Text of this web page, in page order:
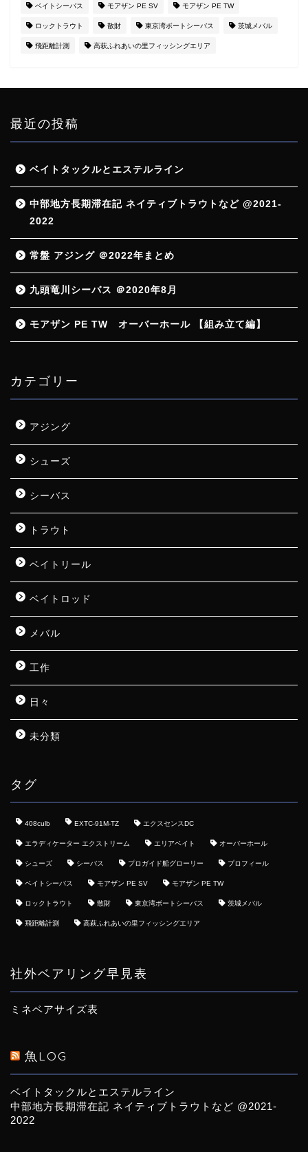
ベイトシーバス モアザン PE SV モアザン PE TW
ロックトラウト 散財 東京湾ボートシーバス 茨城メバル
飛距離計測 高萩ふれあいの里フィッシングエリア
最近の投稿
ベイトタックルとエステルライン
中部地方長期滞在記 ネイティブトラウトなど @2021-
2022
常盤 アジング ＠2022年まとめ
九頭竜川シーバス ＠2020年8月
モアザン PE TW オーバーホール 【組み立て編】
カテゴリー
アジング
シューズ
シーバス
トラウト
ベイトリール
ベイトロッド
メバル
工作
日々
未分類
タグ
408culb EXTC-91M-TZ エクスセンスDC
エラディケーター エクストリーム エリアベイト オーバーホール
シューズ シーバス プロガイド船グローリー プロフィール
ベイトシーバス モアザン PE SV モアザン PE TW
ロックトラウト 散財 東京湾ボートシーバス 茨城メバル
飛距離計測 高萩ふれあいの里フィッシングエリア
社外ベアリング早見表
ミネベアサイズ表
魚LOG
ベイトタックルとエステルライン
中部地方長期滞在記 ネイティブトラウトなど @2021-
2022